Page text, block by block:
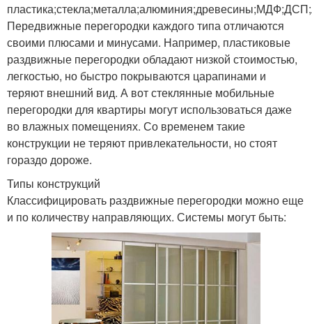
Передвижные перегородки каждого типа отличаются
своими плюсами и минусами. Например, пластиковые
раздвижные перегородки обладают низкой стоимостью,
легкостью, но быстро покрываются царапинами и
теряют внешний вид. А вот стеклянные мобильные
перегородки для квартиры могут использоваться даже
во влажных помещениях. Со временем такие
конструкции не теряют привлекательности, но стоят
гораздо дороже.
Типы конструкций
Классифицировать раздвижные перегородки можно еще
и по количеству направляющих. Системы могут быть: